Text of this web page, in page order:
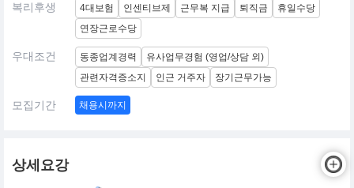
복리후생 4대보험 인센티브제 근무복 지급 퇴직금
휴일수당
연장근로수당
우대조건 동종업계경력
유사업무경험 (영업/상담 외)
관련자격증소지
인근 거주자 장기근무가능
모집기간 채용시까지
상세요강